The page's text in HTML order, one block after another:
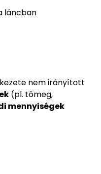
láncban
nem irányított
(pl. tömeg,
mennyiségek